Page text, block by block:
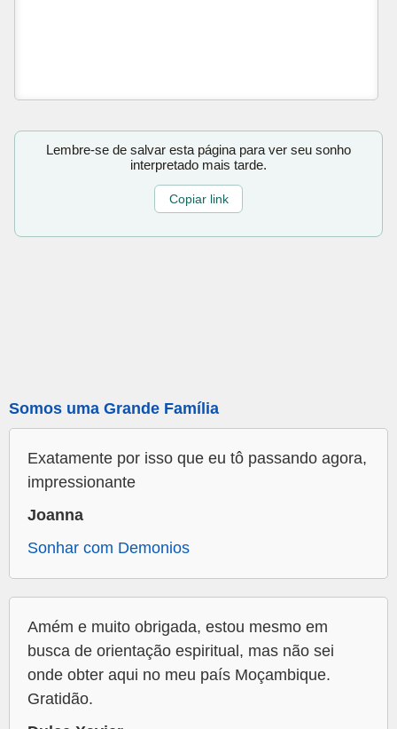
Lembre-se de salvar esta página para ver seu sonho
interpretado mais tarde.
Copiar link
Somos uma Grande Família
Exatamente por isso que eu tô passando agora,
impressionante
Joanna
Sonhar com Demonios
Amém e muito obrigada, estou mesmo em
busca de orientação espiritual, mas não sei
onde obter aqui no meu país Moçambique.
Gratidão.